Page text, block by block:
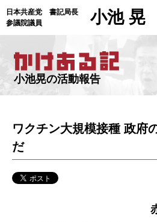
日本共産党 書記局長
参議院議員
小池 晃
小池晃の活動報告
ワクチン大規模接種 政
だ